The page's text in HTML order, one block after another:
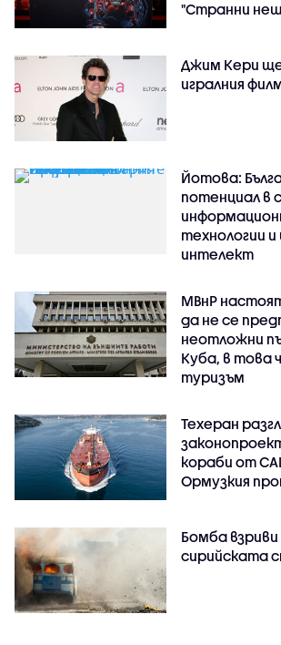
"Странни
Джим Кери
игралния
Йотова:
потенциал в
технологии и
интелект
МВнР
да не се
неотложни
Куба, в това
туризъм
Техеран
кораби от
Ормузкия
Бомба
сирийската